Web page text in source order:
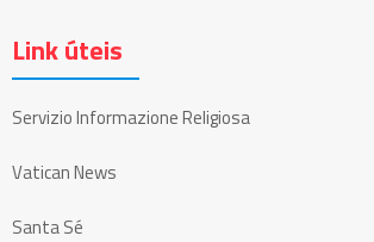
Link úteis
Servizio Informazione Religiosa
Vatican News
Santa Sé